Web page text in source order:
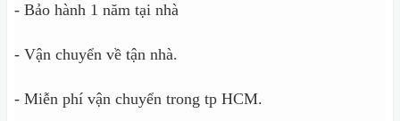
- Bảo hành 1 năm tại nhà
- Vận chuyển về tận nhà.
- Miễn phí vận chuyển trong tp HCM.